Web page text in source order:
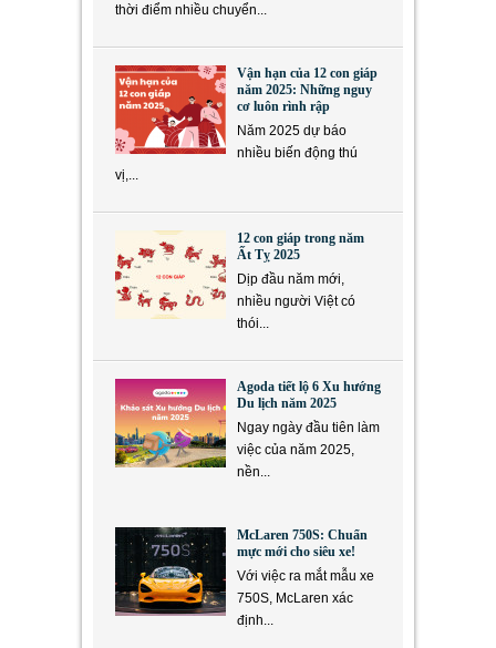
thời điểm nhiều chuyển...
Vận hạn của 12 con giáp
năm 2025: Những nguy
cơ luôn rình rập
Năm 2025 dự báo
nhiều biến động thú
vị,...
12 con giáp trong năm
Ất Tỵ 2025
Dịp đầu năm mới,
nhiều người Việt có
thói...
Agoda tiết lộ 6 Xu hướng
Du lịch năm 2025
Ngay ngày đầu tiên làm
việc của năm 2025,
nền...
McLaren 750S: Chuẩn
mực mới cho siêu xe!
Với việc ra mắt mẫu xe
750S, McLaren xác
định...